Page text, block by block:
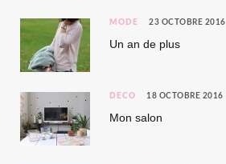
MODE 23 OCTOBRE 2016
Un an de plus
DÉCO 18 OCTOBRE 2016
Mon salon